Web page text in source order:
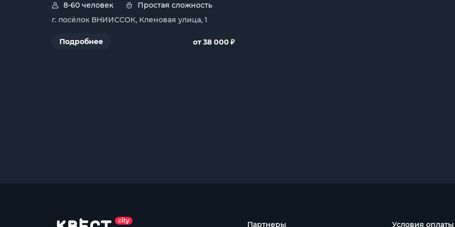
8-60 человек
Простая сложность
г. посёлок ВНИИССОК, Кленовая улица, 1
Подробнее от 38 000 ₽
Партнеры Условия